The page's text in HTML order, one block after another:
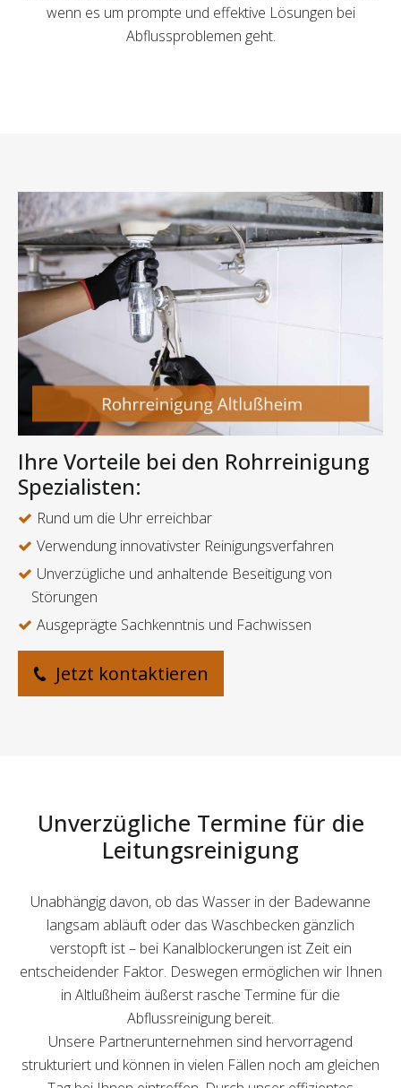
wenn es um prompte und effektive Lösungen bei
Abflussproblemen geht.
Ihre Vorteile bei den Rohrreinigung
Spezialisten:
Rund um die Uhr erreichbar
Verwendung innovativster Reinigungsverfahren
Unverzügliche und anhaltende Beseitigung von
Störungen
Ausgeprägte Sachkenntnis und Fachwissen
Jetzt kontaktieren
Unverzügliche Termine für die
Leitungsreinigung
Unabhängig davon, ob das Wasser in der Badewanne
langsam abläuft oder das Waschbecken gänzlich
verstopft ist – bei Kanalblockerungen ist Zeit ein
entscheidender Faktor. Deswegen ermöglichen wir Ihnen
in Altlußheim äußerst rasche Termine für die
Abflussreinigung bereit.
Unsere Partnerunternehmen sind hervorragend
strukturiert und können in vielen Fällen noch am gleichen